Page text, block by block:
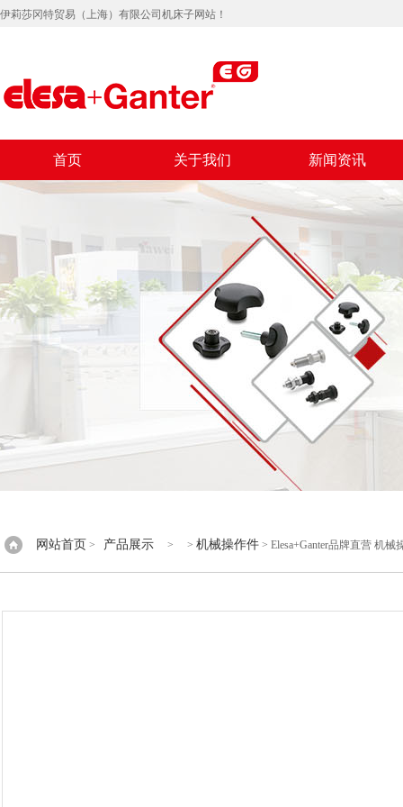
伊莉莎冈特贸易（上海）有限公司机床子网站！
首页 关于我们 新闻资讯
网站首页 > 产品展示 > > 机械操作件 > Elesa+Ganter品牌直营 机